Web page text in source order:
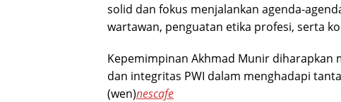
solid dan fokus menjalankan agenda-
wartawan, penguatan etika profesi, serta
Kepemimpinan Akhmad Munir
dan integritas PWI dalam menghadapi
(wen)nescafe